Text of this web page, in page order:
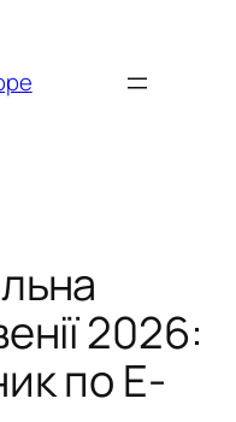
2026:
по E-